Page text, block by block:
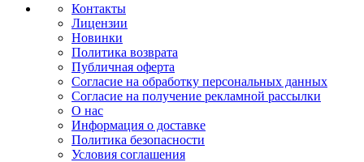
Контакты
Лицензии
Новинки
Политика возврата
Публичная оферта
Согласие на обработку персональных данных
Согласие на получение рекламной рассылки
О нас
Информация о доставке
Политика безопасности
Условия соглашения